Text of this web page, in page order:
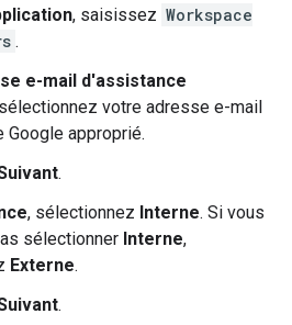
, saisissez Workspace
.
e-mail d'assistance
votre adresse e-mail
Google approprié.
.
, sélectionnez Interne. Si vous
sélectionner Interne,
Externe.
.